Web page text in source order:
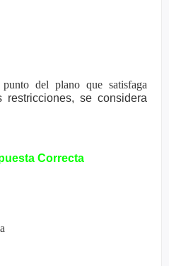
del plano que satisfaga
restricciones, se considera
Correcta